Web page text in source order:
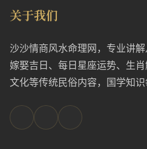
关于我们
沙沙情商风水命理网，专业讲
嫁娶吉日、每日星座运势、生
文化等传统民俗内容，国学知识